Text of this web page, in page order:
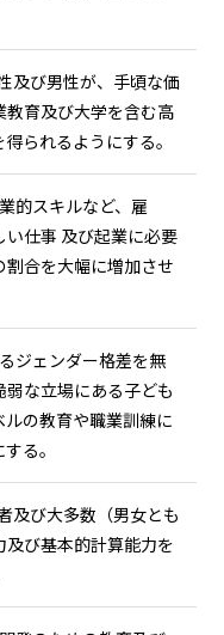
及び男性が、手頃な価
育及び大学を含む高
られるようにする。
的スキルなど、雇
仕事 及び起業に必要
合を大幅に増加させ
ジェンダー格差を無
な立場にある子ども
の教育や職業訓練に
る。
及び大多数（男女とも
び基本的計算能力を